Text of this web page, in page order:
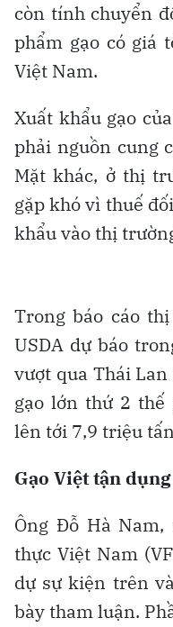
còn tính chuyển
phẩm gạo có giá
Việt Nam.
Xuất khẩu gạo
phải nguồn cung
Mặt khác, ở thị
gặp khó vì thuế
khẩu vào thị
Trong báo cáo
USDA dự báo
vượt qua Thái
gạo lớn thứ 2 thế
lên tới 7,9 triệu
Gạo Việt tận
Ông Đỗ Hà
thực Việt Nam
dự sự kiện trên
bày tham luận.